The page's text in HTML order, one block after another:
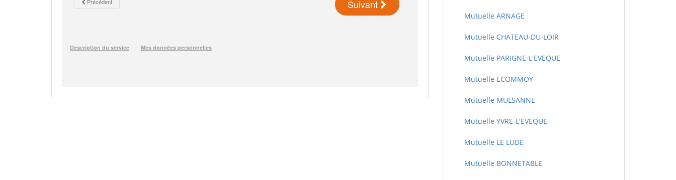
Mutuelle ARNAGE
Mutuelle CHATEAU-DU-LOIR
Mutuelle PARIGNE-L'EVEQUE
Mutuelle ECOMMOY
Mutuelle MULSANNE
Mutuelle YVRE-L'EVEQUE
Mutuelle LE LUDE
Mutuelle BONNETABLE